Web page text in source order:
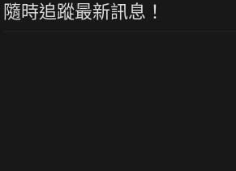
隨時追蹤最新訊息！